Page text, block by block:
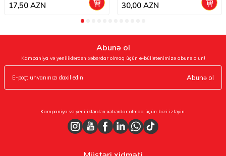
17,50 AZN 30,00AZN
Abunə ol
Kampaniya və yeniliklərdən xəbərdar olmaq üçün e-bülletenimizə abunə olun!
Abunə ol
Kampaniya və yeniliklərdən xəbərdar olmaq üçün bizi izləyin.